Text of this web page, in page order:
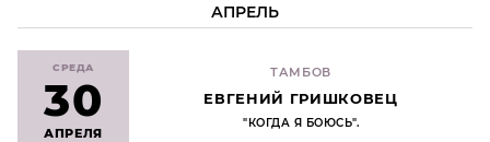
АПРЕЛЬ
СРЕДА
30
АПРЕЛЯ
ТАМБОВ
ЕВГЕНИЙ ГРИШКОВЕЦ
"КОГДА Я БОЮСЬ".